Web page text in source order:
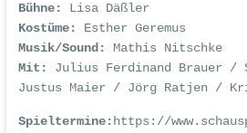
Bühne:
Lisa Däßler
Kostüme:
Esther Geremus
Musik/Sound: Mathis Nitschke
Mit: Julius Ferdinand Brauer /
Justus Maier / Jörg Ratjen /
Spieltermine: https://